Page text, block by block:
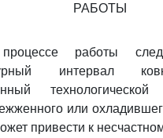
РАБОТЫ
работы
интервал
технологической
или
привести к